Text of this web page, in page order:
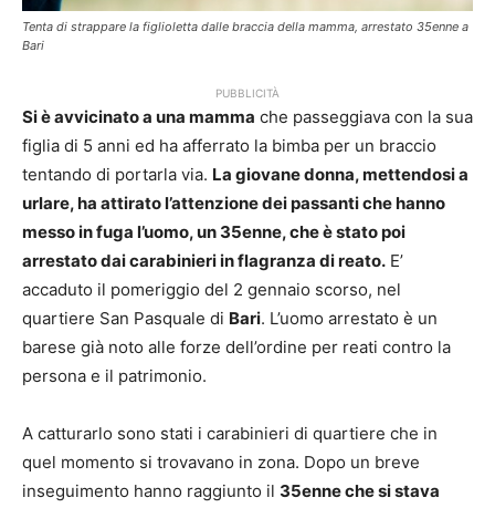
Tenta di strappare la figlioletta dalle braccia della mamma, arrestato 35enne a
Bari
PUBBLICITÀ
Si è avvicinato a una mamma che passeggiava con la sua
figlia di 5 anni ed ha afferrato la bimba per un braccio
tentando di portarla via. La giovane donna, mettendosi a
urlare, ha attirato l’attenzione dei passanti che hanno
messo in fuga l’uomo, un 35enne, che è stato poi
arrestato dai carabinieri in flagranza di reato. E’
accaduto il pomeriggio del 2 gennaio scorso, nel
quartiere San Pasquale di Bari. L’uomo arrestato è un
barese già noto alle forze dell’ordine per reati contro la
persona e il patrimonio.
A catturarlo sono stati i carabinieri di quartiere che in
quel momento si trovavano in zona. Dopo un breve
inseguimento hanno raggiunto il 35enne che si stava